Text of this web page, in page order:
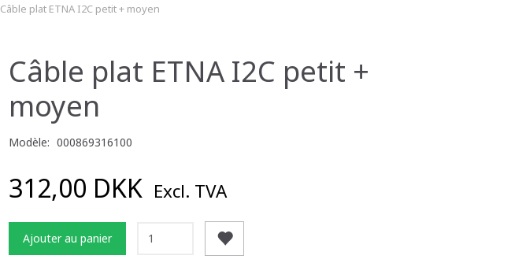
Câble plat ETNA I2C petit + moyen
Câble plat ETNA I2C petit +
moyen
Modèle: 000869316100
312,00 DKK Excl. TVA
Ajouter au panier